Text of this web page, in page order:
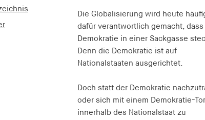
Die Globalisierung wird heute
dafür verantwortlich gemacht, dass
Demokratie in einer Sackgasse
Denn die Demokratie ist auf
Nationalstaaten ausgerichtet.
Doch statt der Demokratie
oder sich mit einem Demokratie-
innerhalb des Nationalstaat zu